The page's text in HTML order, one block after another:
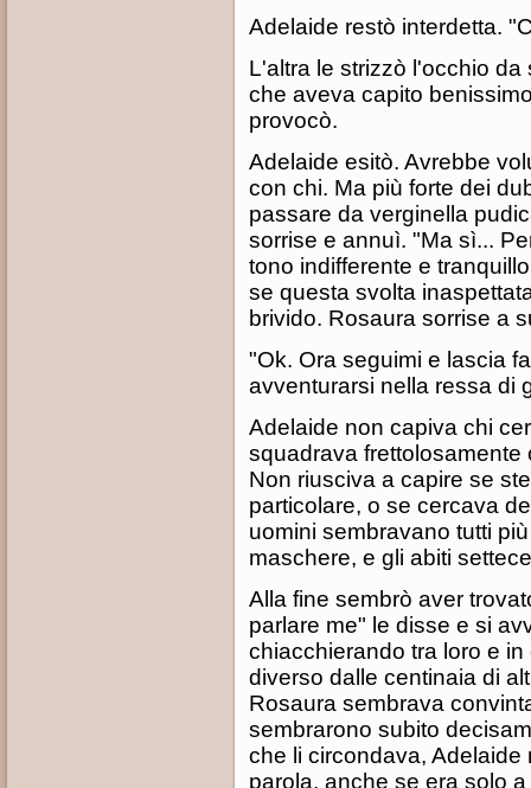
Adelaide restò interdetta.
L'altra le strizzò l'occhio
che aveva capito
provocò.
Adelaide esitò. Avrebbe
con chi. Ma più forte dei
passare da verginella
sorrise e annuì. "Ma sì...
tono indifferente e
se questa svolta
brivido. Rosaura sorrise a
"Ok. Ora seguimi e lascia
avventurarsi nella ressa di
Adelaide non capiva chi
squadrava
Non riusciva a capire se
particolare, o se cercava
uomini sembravano tutti
maschere, e gli abiti
Alla fine sembrò aver
parlare me" le disse e si
chiacchierando tra loro e
diverso dalle centinaia di
Rosaura sembrava
sembrarono subito
che li circondava,
parola, anche se era solo